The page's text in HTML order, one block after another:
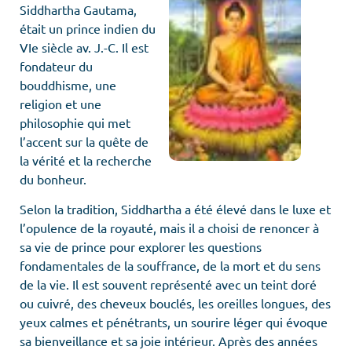
Siddhartha Gautama,
était un prince indien du
VIe siècle av. J.-C. Il est
fondateur du
bouddhisme, une
religion et une
philosophie qui met
l’accent sur la quête de
la vérité et la recherche
du bonheur.
Selon la tradition, Siddhartha a été élevé dans le luxe et
l’opulence de la royauté, mais il a choisi de renoncer à
sa vie de prince pour explorer les questions
fondamentales de la souffrance, de la mort et du sens
de la vie. Il est souvent représenté avec un teint doré
ou cuivré, des cheveux bouclés, les oreilles longues, des
yeux calmes et pénétrants, un sourire léger qui évoque
sa bienveillance et sa joie intérieur. Après des années